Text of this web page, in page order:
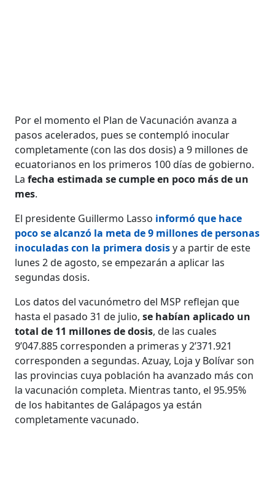
Por el momento el Plan de Vacunación avanza a
pasos acelerados, pues se contempló inocular
completamente (con las dos dosis) a 9 millones de
ecuatorianos en los primeros 100 días de gobierno.
Lafecha estimada se cumple en poco más de un
mes.
El presidente Guillermo Lasso informó que hace
poco se alcanzó la meta de 9 millones de personas
inoculadas con la primera dosisy a partir de este
lunes 2 de agosto, se empezarán a aplicar las
segundas dosis.
Los datos del vacunómetro del MSP reflejan que
hasta el pasado 31 de julio, se habían aplicado un
total de 11 millones de dosis, de las cuales
9’047.885 corresponden a primeras y 2’371.921
corresponden a segundas. Azuay, Loja y Bolívar son
las provincias cuya población ha avanzado más con
la vacunación completa. Mientras tanto, el 95.95%
de los habitantes de Galápagos ya están
completamente vacunado.